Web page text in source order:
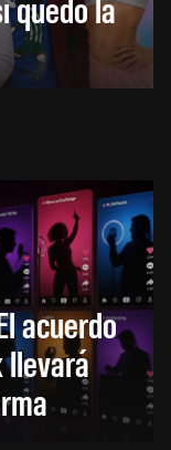
acuerdo
llevará